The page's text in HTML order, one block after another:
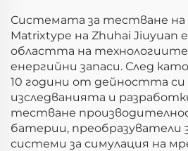
Системата за тестване на
Matrixtype на Zhuhai Jiuyuan
областта на
енергийни запаси. След
10 години от дейността
изследванията и
тестване
батерии, преобразуватели
системи за симулация на